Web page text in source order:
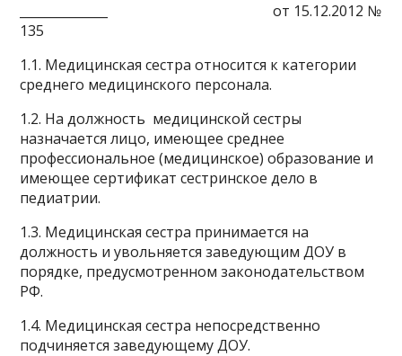
______________ от 15.12.2012 №
135
1.1. Медицинская сестра относится к категории
среднего медицинского персонала.
1.2. На должность медицинской сестры
назначается лицо, имеющее среднее
профессиональное (медицинское) образование и
имеющее сертификат сестринское дело в
педиатрии.
1.3. Медицинская сестра принимается на
должность и увольняется заведующим ДОУ в
порядке, предусмотренном законодательством
РФ.
1.4. Медицинская сестра непосредственно
подчиняется заведующему ДОУ.